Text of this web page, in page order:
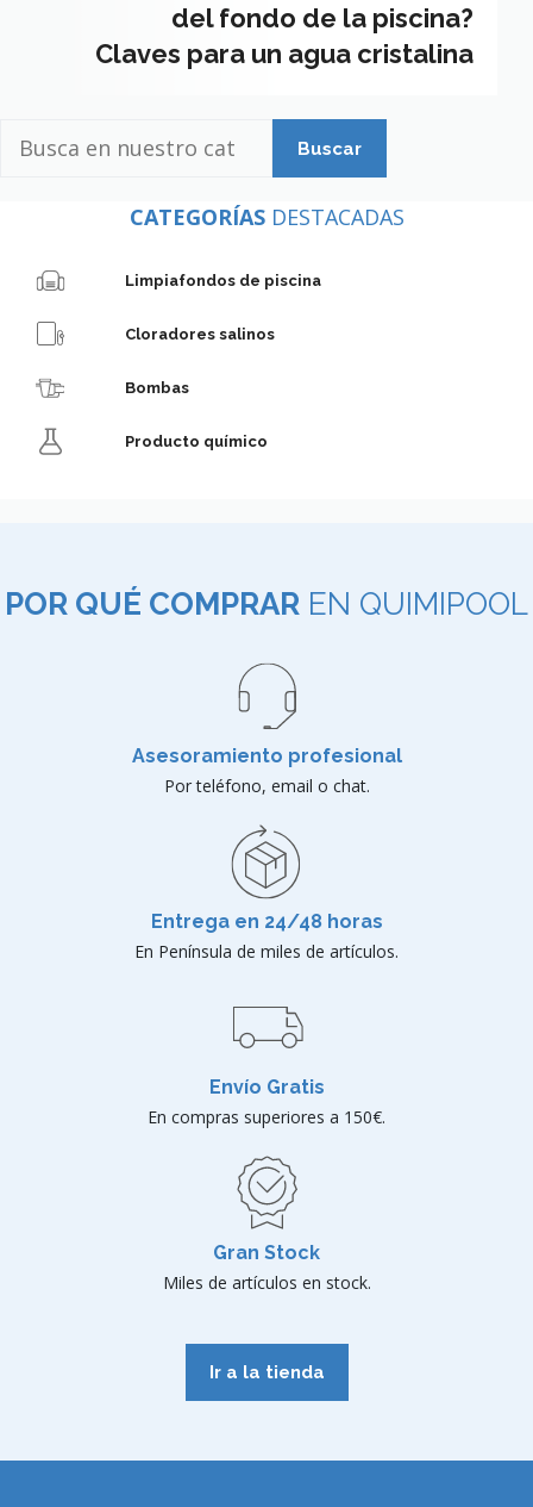
del fondo de la piscina?
Claves para un agua cristalina
Busca
en
CATEGORÍASDESTACADAS
Limpiafondos de piscina
Cloradores salinos
Bombas
Producto químico
POR QUÉ COMPRAR EN QUIMIPOOL
Asesoramiento profesional
Por teléfono, email o chat.
Entrega en 24/48 horas
En Península de miles de artículos.
Envío Gratis
En compras superiores a 150€.
Gran Stock
Miles de artículos en stock.
Ir a la tienda